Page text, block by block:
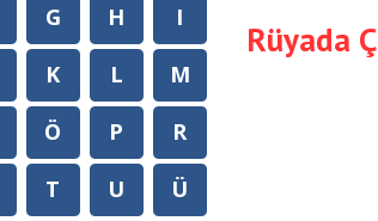
Rüyada
G H
I
K L
M
Ö P
R
T U
Ü